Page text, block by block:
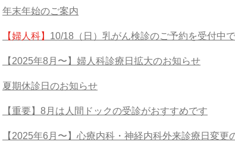
年末年始のご案内
【婦人科】 10/18（日）乳がん検診のご予約を受付中
【2025年8月〜】婦人科診療日拡大のお知らせ
夏期休診日のお知らせ
【重要】8月は人間ドックの受診がおすすめです
【2025年6月〜】心療内科・神経内科外来診療日変更